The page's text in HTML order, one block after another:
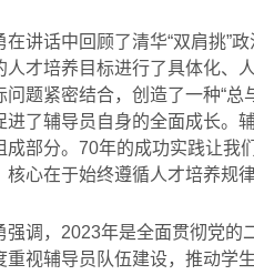
在讲话中回顾了清华“双肩挑”
人才培养目标进行了具体化、
问题紧密结合，创造了一种“总
进了辅导员自身的全面成长。
部分。 70年的成功实践让我
核心在于始终遵循人才培养规
强调， 2023年是全面贯彻党的
重视辅导员队伍建设，推动学